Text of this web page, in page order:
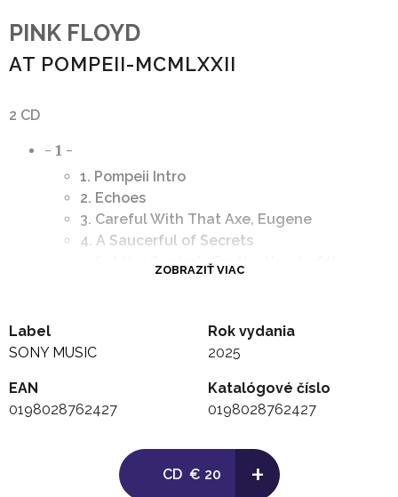
PINK FLOYD
AT POMPEII-MCMLXXII
2 CD
- 1 -
1. Pompeii Intro
2. Echoes
3. Careful With That Axe, Eugene
4. A Saucerful of Secrets
5. Set the Controls For the Heart of the
7. Mademoiselle Nobs
8. Echoes
1. Careful With That Axe, Eugene
2. A Saucerful of Secrets
ZOBRAZIŤ VIAC
Label
SONY MUSIC
Rok vydania
2025
EAN
0198028762427
Katalógové číslo
0198028762427
CD € 20 +